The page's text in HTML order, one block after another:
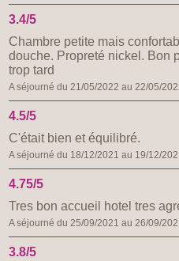
3.4/5
Chambre petite mais
douche. Propreté nickel. Bon
trop tard
A séjourné du 21/05/2022 au 22/05/
4.5/5
C'était bien et équilibré.
A séjourné du 18/12/2021 au 19/12/
4.75/5
Tres bon accueil hotel tres
A séjourné du 25/09/2021 au 26/09/
3.8/5